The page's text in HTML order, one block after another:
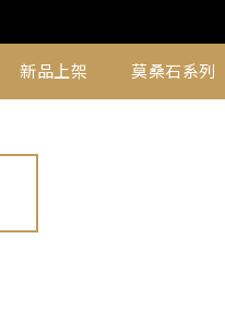
新品上架 莫桑石系列